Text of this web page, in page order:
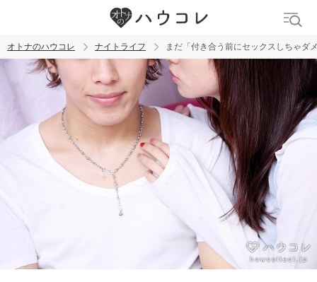
トレンド ワード
ラブグッズ 乳首 吸うやつ
オトナのハウコレ ナイトライフ まだ「付き合う前にセックスしちゃダ